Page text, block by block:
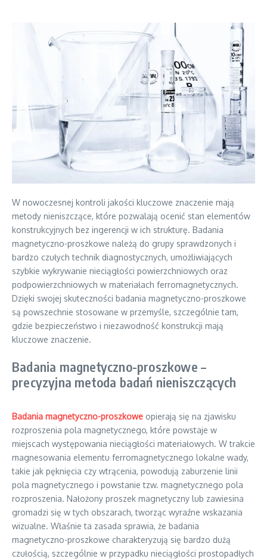
W nowoczesnej kontroli jakości kluczowe znaczenie mają
metody nieniszczące, które pozwalają ocenić stan elementów
konstrukcyjnych bez ingerencji w ich strukturę. Badania
magnetyczno-proszkowe należą do grupy sprawdzonych i
bardzo czułych technik diagnostycznych, umożliwiających
szybkie wykrywanie nieciągłości powierzchniowych oraz
podpowierzchniowych w materiałach ferromagnetycznych.
Dzięki swojej skuteczności badania magnetyczno-proszkowe
są powszechnie stosowane w przemyśle, szczególnie tam,
gdzie bezpieczeństwo i niezawodność konstrukcji mają
kluczowe znaczenie.
Badania magnetyczno-proszkowe –
precyzyjna metoda badań nieniszczących
Badania magnetyczno-proszkowe opierają się na zjawisku
rozproszenia pola magnetycznego, które powstaje w
miejscach występowania nieciągłości materiałowych. W trakcie
magnesowania elementu ferromagnetycznego lokalne wady,
takie jak pęknięcia czy wtrącenia, powodują zaburzenie linii
pola magnetycznego i powstanie tzw. magnetycznego pola
rozproszenia. Nałożony proszek magnetyczny lub zawiesina
gromadzi się w tych obszarach, tworząc wyraźne wskazania
wizualne. Właśnie ta zasada sprawia, że badania
magnetyczno-proszkowe charakteryzują się bardzo dużą
czułością, szczególnie w przypadku nieciągłości prostopadłych